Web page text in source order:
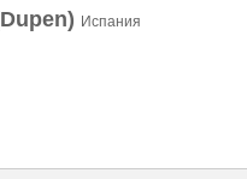
Испания